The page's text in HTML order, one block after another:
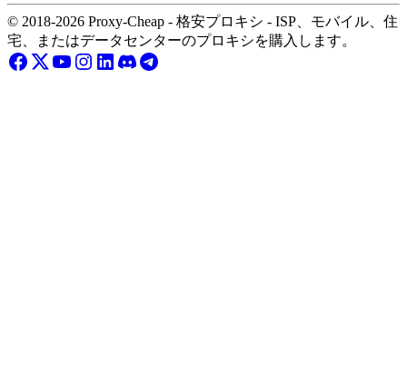
© 2018-2026 Proxy-Cheap - 格安プロキシ - ISP、モバイル、住
宅、またはデータセンターのプロキシを購入します。